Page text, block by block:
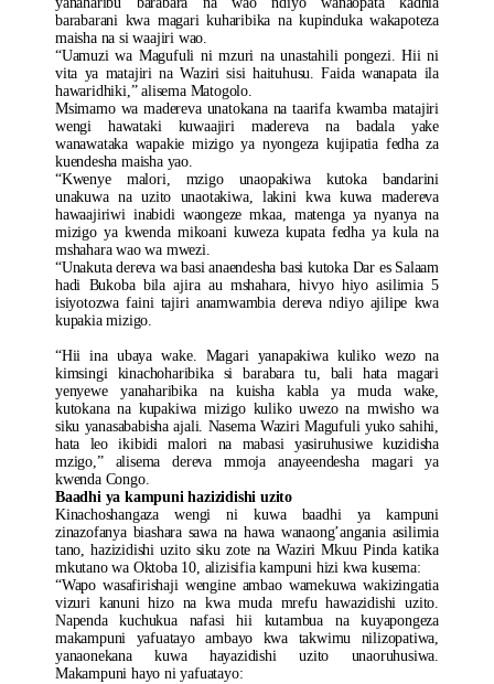
barabarani kwa magari kuharibika na kupinduka wakapoteza
maisha na si waajiri wao.
“Uamuzi wa Magufuli ni mzuri na unastahili pongezi. Hii ni
vita ya matajiri na Waziri sisi haituhusu. Faida wanapata ila
hawaridhiki,” alisema Matogolo.
Msimamo wa madereva unatokana na taarifa kwamba matajiri
wengi hawataki kuwaajiri madereva na badala yake
wanawataka wapakie mizigo ya nyongeza kujipatia fedha za
kuendesha maisha yao.
“Kwenye malori, mzigo unaopakiwa kutoka bandarini
unakuwa na uzito unaotakiwa, lakini kwa kuwa madereva
hawaajiriwi inabidi waongeze mkaa, matenga ya nyanya na
mizigo ya kwenda mikoani kuweza kupata fedha ya kula na
mshahara wao wa mwezi.
“Unakuta dereva wa basi anaendesha basi kutoka Dar es Salaam
hadi Bukoba bila ajira au mshahara, hivyo hiyo asilimia 5
isiyotozwa faini tajiri anamwambia dereva ndiyo ajilipe kwa
kupakia mizigo.
“Hii ina ubaya wake. Magari yanapakiwa kuliko wezo na
kimsingi kinachoharibika si barabara tu, bali hata magari
yenyewe yanaharibika na kuisha kabla ya muda wake,
kutokana na kupakiwa mizigo kuliko uwezo na mwisho wa
siku yanasababisha ajali. Nasema Waziri Magufuli yuko sahihi,
hata leo ikibidi malori na mabasi yasiruhusiwe kuzidisha
mzigo,” alisema dereva mmoja anayeendesha magari ya
kwenda Congo.
Baadhi ya kampuni hazizidishi uzito
Kinachoshangaza wengi ni kuwa baadhi ya kampuni
zinazofanya biashara sawa na hawa wanaong’angania asilimia
tano, hazizidishi uzito siku zote na Waziri Mkuu Pinda katika
mkutano wa Oktoba 10, alizisifia kampuni hizi kwa kusema:
“Wapo wasafirishaji wengine ambao wamekuwa wakizingatia
vizuri kanuni hizo na kwa muda mrefu hawazidishi uzito.
Napenda kuchukua nafasi hii kutambua na kuyapongeza
makampuni yafuatayo ambayo kwa takwimu nilizopatiwa,
yanaonekana kuwa hayazidishi uzito unaoruhusiwa.
Makampuni hayo ni yafuatayo: